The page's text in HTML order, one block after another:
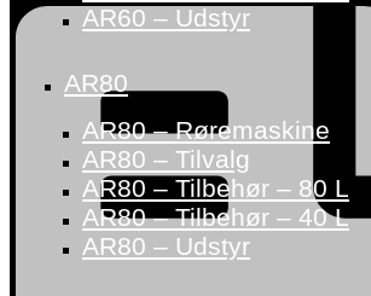
AR60 – Udstyr
AR80
AR80 – Røremaskine
AR80 – Tilvalg
AR80 – Tilbehør – 80 L
AR80 – Tilbehør – 40 L
AR80 – Udstyr